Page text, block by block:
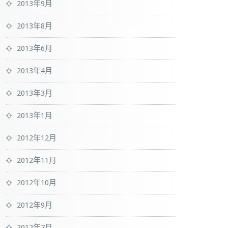
2013年9月
2013年8月
2013年6月
2013年4月
2013年3月
2013年1月
2012年12月
2012年11月
2012年10月
2012年9月